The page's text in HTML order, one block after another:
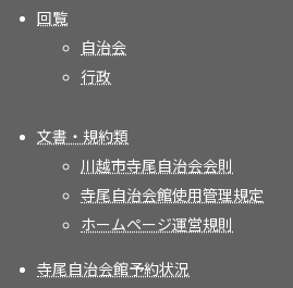
回覧
自治会
行政
文書・規約類
川越市寺尾自治会会則
寺尾自治会館使用管理規定
ホームページ運営規則
寺尾自治会館予約状況